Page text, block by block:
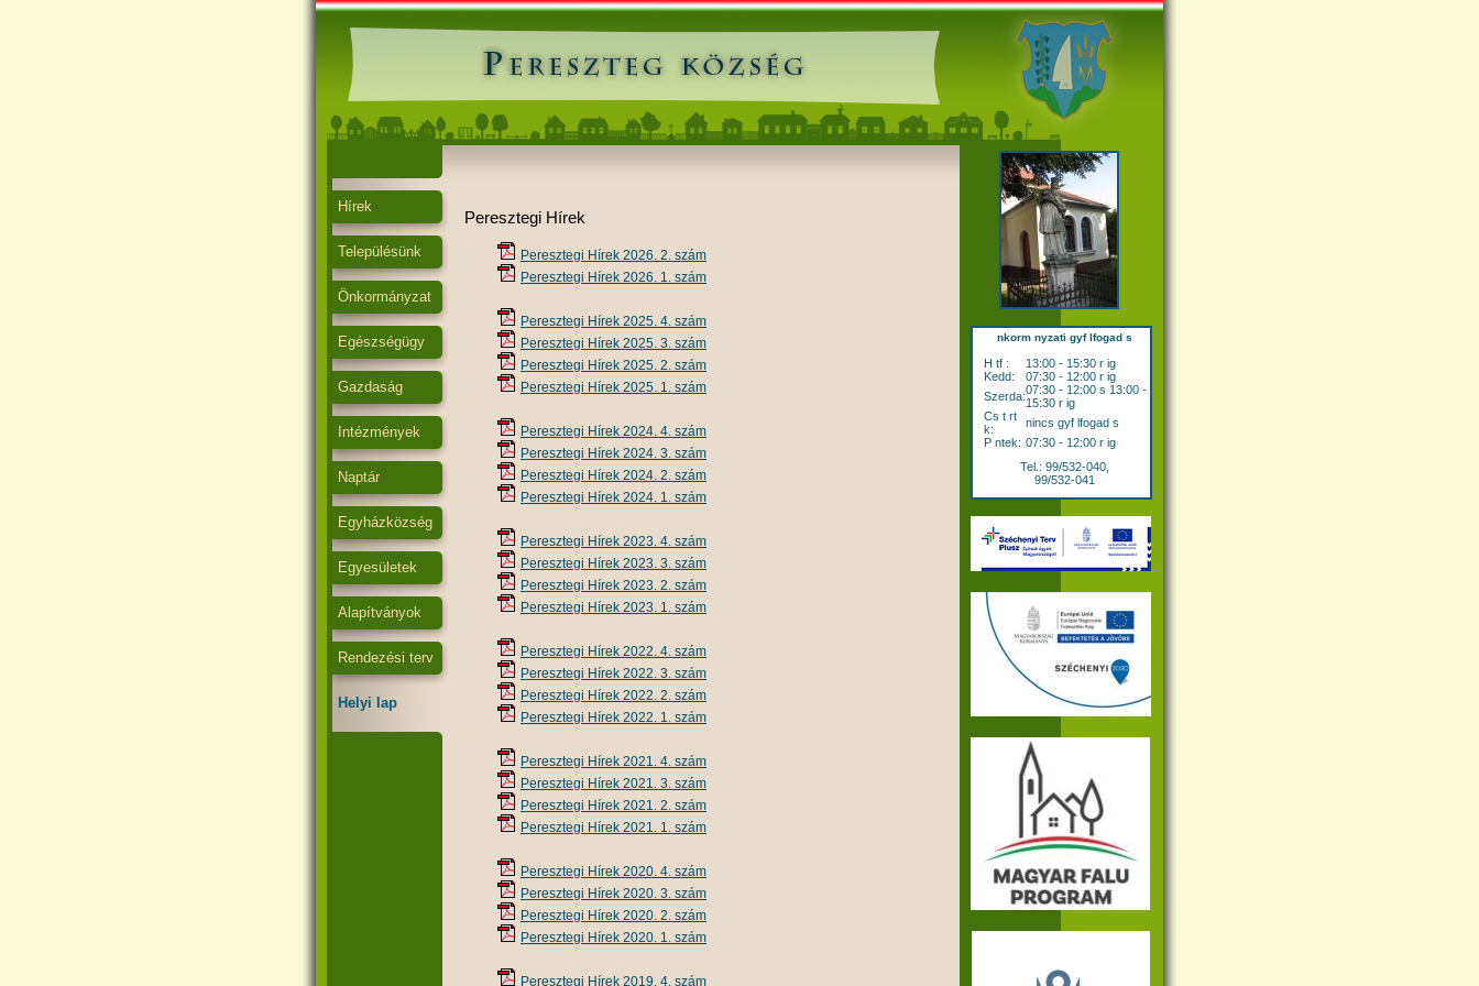
Hírek
Településünk
Önkormányzat
Egészségügy
Gazdaság
Intézmények
Naptár
Egyházközség
Egyesületek
Alapítványok
Rendezési terv
Helyi lap
Peresztegi Hírek
Peresztegi Hírek 2026. 2. szám
Peresztegi Hírek 2026. 1. szám
Peresztegi Hírek 2025. 4. szám
Peresztegi Hírek 2025. 3. szám
Peresztegi Hírek 2025. 2. szám
Peresztegi Hírek 2025. 1. szám
Peresztegi Hírek 2024. 4. szám
Peresztegi Hírek 2024. 3. szám
Peresztegi Hírek 2024. 2. szám
Peresztegi Hírek 2024. 1. szám
Peresztegi Hírek 2023. 4. szám
Peresztegi Hírek 2023. 3. szám
Peresztegi Hírek 2023. 2. szám
Peresztegi Hírek 2023. 1. szám
Peresztegi Hírek 2022. 4. szám
Peresztegi Hírek 2022. 3. szám
Peresztegi Hírek 2022. 2. szám
Peresztegi Hírek 2022. 1. szám
Peresztegi Hírek 2021. 4. szám
Peresztegi Hírek 2021. 3. szám
Peresztegi Hírek 2021. 2. szám
Peresztegi Hírek 2021. 1. szám
Peresztegi Hírek 2020. 4. szám
Peresztegi Hírek 2020. 3. szám
Peresztegi Hírek 2020. 2. szám
Peresztegi Hírek 2020. 1. szám
Peresztegi Hírek 2019. 4. szám
nkorm nyzati gyf lfogad s
H tf :
13:00 - 15:30 r ig
Kedd:
07:30 - 12:00 r ig
Szerda:07:30 - 12:00 s 13:00 -
15:30 r ig
Cs t rt
k:
nincs gyf lfogad s
P ntek: 07:30 - 12:00 r ig
Tel.: 99/532-040,
99/532-041